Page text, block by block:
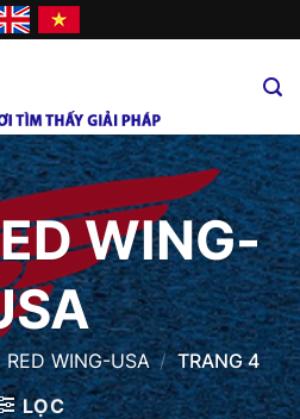
WING-
RED WING-USA / TRANG 4
LỌC